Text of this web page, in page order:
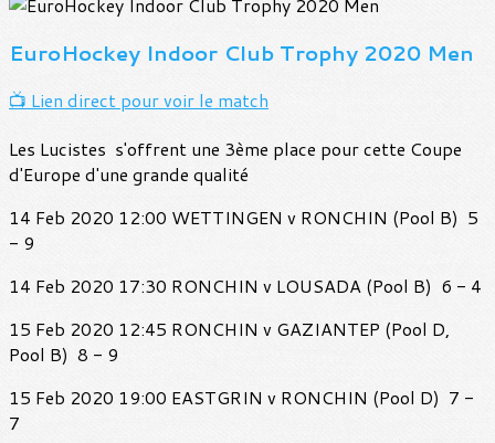
EuroHockey Indoor Club Trophy 2020 Men
📺 Lien direct pour voir le match
Les Lucistes s'offrent une 3ème place pour cette Coupe
d'Europe d'une grande qualité
14 Feb 2020 12:00 WETTINGEN v RONCHIN (Pool B) 5
- 9
14 Feb 2020 17:30 RONCHIN v LOUSADA (Pool B) 6 - 4
15 Feb 2020 12:45 RONCHIN v GAZIANTEP (Pool D,
Pool B) 8 - 9
15 Feb 2020 19:00 EASTGRIN v RONCHIN (Pool D) 7 -
7